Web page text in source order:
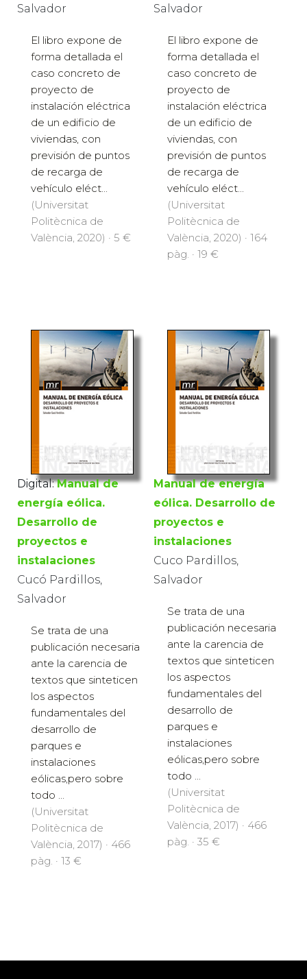
Salvador
El libro expone de
forma detallada el
caso concreto de
proyecto de
instalación eléctrica
de un edificio de
viviendas, con
previsión de puntos
de recarga de
vehículo eléct...
(Universitat
Politècnica de
València, 2020) · 5 €
Salvador
El libro expone de
forma detallada el
caso concreto de
proyecto de
instalación eléctrica
de un edificio de
viviendas, con
previsión de puntos
de recarga de
vehículo eléct...
(Universitat
Politècnica de
València, 2020) · 164
pàg. · 19 €
Digital: Manual de
energía eólica.
Desarrollo de
proyectos e
instalaciones
Cucó Pardillos,
Salvador
Se trata de una
publicación necesaria
ante la carencia de
textos que sinteticen
los aspectos
fundamentales del
desarrollo de
parques e
instalaciones
eólicas,pero sobre
todo ...
(Universitat
Politècnica de
València, 2017) · 466
pàg. · 13 €
Manual de energía
eólica. Desarrollo de
proyectos e
instalaciones
Cuco Pardillos,
Salvador
Se trata de una
publicación necesaria
ante la carencia de
textos que sinteticen
los aspectos
fundamentales del
desarrollo de
parques e
instalaciones
eólicas,pero sobre
todo ...
(Universitat
Politècnica de
València, 2017) · 466
pàg. · 35 €